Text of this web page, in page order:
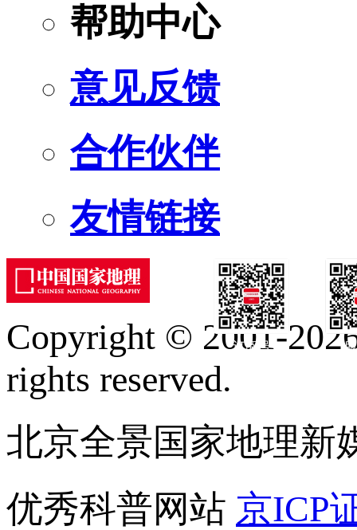
帮助中心
意见反馈
合作伙伴
友情链接
订阅号
Copyright © 2001-
rights reserved.
北京全景国家地理新
优秀科普网站 京ICP